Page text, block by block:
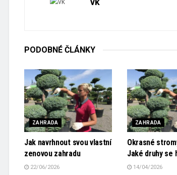
PODOBNÉ ČLÁNKY
ZAHRADA
Jak navrhnout svou vlastní
zenovou zahradu
22/06/2026
ZAHRADA
Okrasné
Jaké druhy se
14/04/2026